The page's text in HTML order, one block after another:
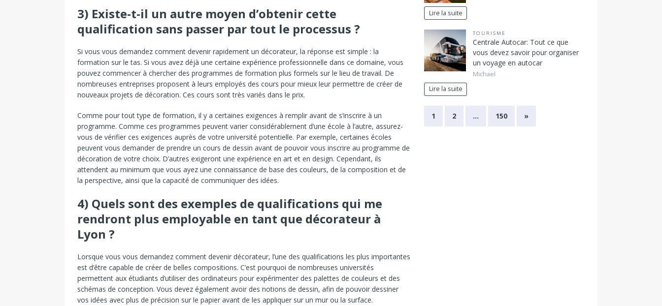
3) Existe-t-il un autre moyen d’obtenir cette
qualification sans passer par tout le processus ?
Si vous vous demandez comment devenir rapidement un décorateur, la réponse est simple : la
formation sur le tas. Si vous avez déjà une certaine expérience professionnelle dans ce domaine, vous
pouvez commencer à chercher des programmes de formation plus formels sur le lieu de travail. De
nombreuses entreprises proposent à leurs employés des cours pour mieux leur permettre de créer de
nouveaux projets de décoration. Ces cours sont très variés dans le prix.
Comme pour tout type de formation, il y a certaines exigences à remplir avant de s’inscrire à un
programme. Comme ces programmes peuvent varier considérablement d’une école à l’autre, assurez-
vous de vérifier ces exigences auprès de votre université potentielle. Par exemple, certaines écoles
peuvent vous demander de prendre un cours de dessin avant de pouvoir vous inscrire au programme de
décoration de votre choix. D’autres exigeront une expérience en art et en design. Cependant, ils
attendent au minimum que vous ayez une connaissance de base des couleurs, de la composition et de
la perspective, ainsi que la capacité de communiquer des idées.
4) Quels sont des exemples de qualifications qui me
rendront plus employable en tant que décorateur à
Lyon ?
Lorsque vous vous demandez comment devenir décorateur, l’une des qualifications les plus importantes
est d’être capable de créer de belles compositions. C’est pourquoi de nombreuses universités
permettent aux étudiants d’utiliser des ordinateurs pour expérimenter des palettes de couleurs et des
schémas de conception. Vous devez également avoir des notions de dessin, afin de pouvoir dessiner
vos idées avec plus de précision sur le papier avant de les appliquer sur un mur ou la surface.
Lire la suite
TOURISME
Centrale Autocar: Tout ce que
vous devez savoir pour organiser
un voyage en autocar
Michael
Lire la suite
1 2 … 150 »